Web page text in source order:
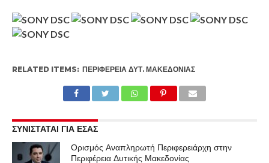
RELATED ITEMS: ΠΕΡΙΦΈΡΕΙΑ ΔΥΤ. ΜΑΚΕΔΟΝΊΑΣ
ΣΥΝΙΣΤΑΤΑΙ ΓΙΑ ΕΣΑΣ
Ορισμός Αναπληρωτή Περιφερειάρχη στην
Περιφέρεια Δυτικής Μακεδονίας